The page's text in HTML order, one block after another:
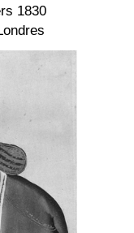
1830